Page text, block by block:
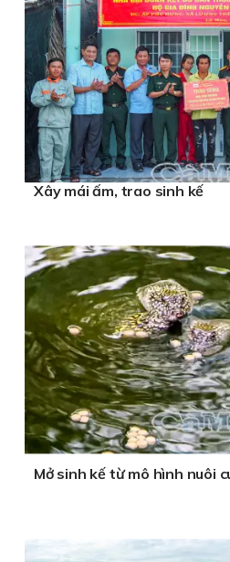
Xây mái ấm, trao sinh kế
Mở sinh kế từ mô hình nuôi